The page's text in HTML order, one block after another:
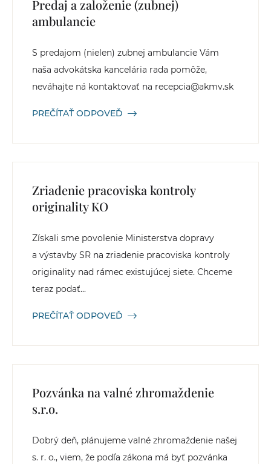
Predaj a založenie (zubnej)
ambulancie
S predajom (nielen) zubnej ambulancie Vám
naša advokátska kancelária rada pomôže,
neváhajte ná kontaktovať na recepcia@akmv.sk
PREČÍTAŤ ODPOVEĎ
Zriadenie pracoviska kontroly
originality KO
Získali sme povolenie Ministerstva dopravy
a výstavby SR na zriadenie pracoviska kontroly
originality nad rámec existujúcej siete. Chceme
teraz podať...
PREČÍTAŤ ODPOVEĎ
Pozvánka na valné zhromaždenie
s.r.o.
Dobrý deň, plánujeme valné zhromaždenie našej
s. r. o., viem, že podľa zákona má byť pozvánka